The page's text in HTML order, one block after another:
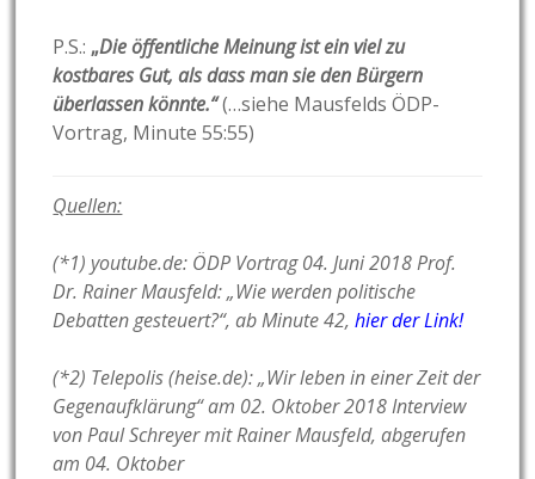
P.S.: „Die öffentliche Meinung ist ein viel zu
kostbares Gut, als dass man sie den Bürgern
überlassen könnte.“(…siehe Mausfelds ÖDP-
Vortrag, Minute 55:55)
Quellen:
(*1) youtube.de: ÖDP Vortrag 04. Juni 2018 Prof.
Dr. Rainer Mausfeld: „Wie werden politische
Debatten gesteuert?“, ab Minute 42, hier der Link!
(*2) Telepolis (heise.de): „Wir leben in einer Zeit der
Gegenaufklärung“ am 02. Oktober 2018 Interview
von Paul Schreyer mit Rainer Mausfeld, abgerufen
am 04. Oktober